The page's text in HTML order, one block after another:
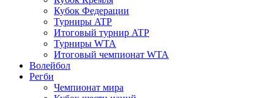
Кубок Федерации
Турниры ATP
Итоговый турнир ATP
Турниры WTA
Итоговый чемпионат WTA
Волейбол
Регби
Чемпионат мира